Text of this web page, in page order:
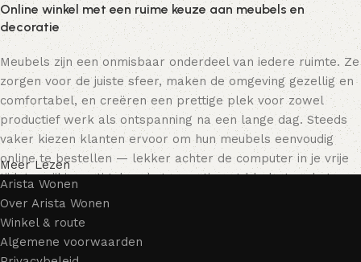
Online winkel met een ruime keuze aan meubels en
decoratie
Meubels zijn een onmisbaar onderdeel van iedere ruimte. Ze
zorgen voor de juiste sfeer, maken de omgeving gezellig en
comfortabel, en creëren een prettige plek voor zowel
productief werk als ontspanning na een lange dag. Steeds
vaker kiezen klanten ervoor om hun meubels eenvoudig
online te bestellen — lekker achter de computer in je vrije
tijd, terwijl je rustig door het assortiment bladert en het
meubelstuk kiest dat bij je past. Onze online winkel biedt
een uitgebreide catalogus met meubels voor zowel thuis als
kantoor.
Meer Lezen
Arista Wonen
Over Arista Wonen
Winkel & route
Algemene voorwaarden